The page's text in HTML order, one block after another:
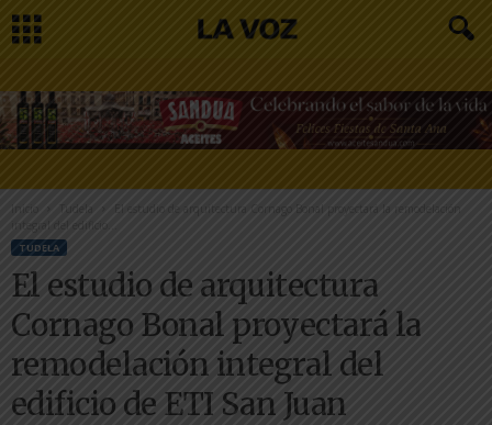
Inicio Tudela
El estudio de arquitectura Cornago Bonal proyectará la remodelación
integral del edificio...
TUDELA
El estudio de arquitectura
Cornago Bonal proyectará la
remodelación integral del
edificio de ETI San Juan